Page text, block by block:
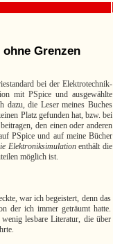
Grenzen
bei der Elektrotechnik-
mit PSpice und ausgewählte
dazu, die Leser meines Buches
Platz gefunden hat, bzw. bei
den einen oder anderen
PSpice und auf meine Bücher
Elektroniksimulationenthält die
möglich ist.
war ich begeistert, denn das
der ich immer geträumt hatte.
lesbare Literatur, die über